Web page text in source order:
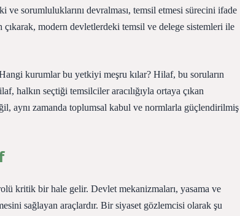
sorumluluklarını devralması, temsil etmesi sürecini ifade
modern devletlerdeki temsil ve delege sistemleri ile
kurumlar bu yetkiyi meşru kılar? Hilaf, bu soruların
halkın seçtiği temsilciler aracılığıyla ortaya çıkan
aynı zamanda toplumsal kabul ve normlarla güçlendirilmiş
kritik bir hale gelir. Devlet mekanizmaları, yasama ve
sağlayan araçlardır. Bir siyaset gözlemcisi olarak şu